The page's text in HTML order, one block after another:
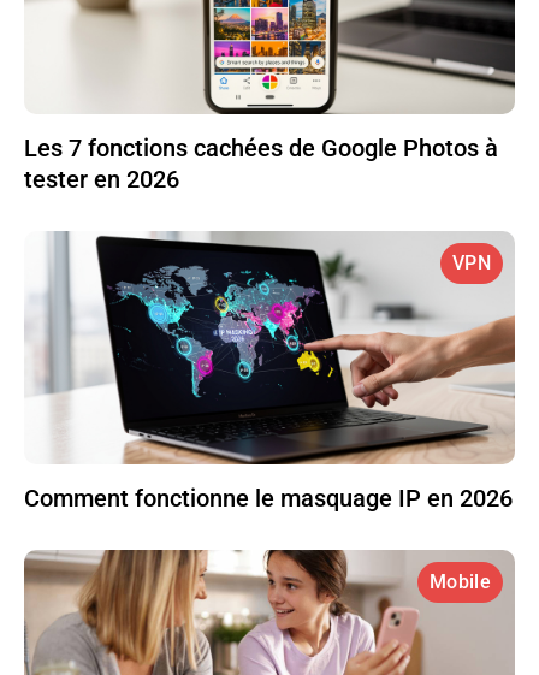
Les 7 fonctions cachées de Google Photos à
tester en 2026
VPN
Comment fonctionne le masquage IP en 2026
Mobile